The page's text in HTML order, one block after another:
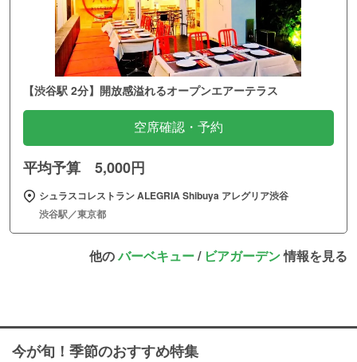
【渋谷駅 2分】開放感溢れるオープンエアーテラス
空席確認・予約
平均予算 5,000円
シュラスコレストラン ALEGRIA Shibuya アレグリア渋谷
渋谷駅／東京都
他のバーベキュー/ ビアガーデン情報を見る
今が旬！季節のおすすめ特集